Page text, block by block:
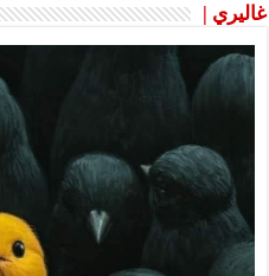
غاليري |